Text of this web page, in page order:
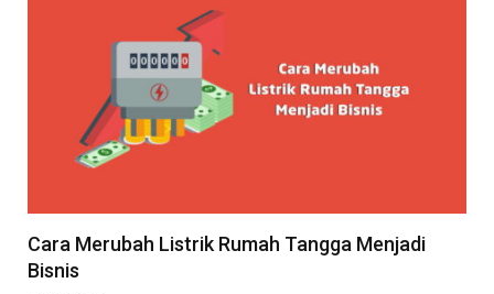
Cara Merubah Listrik Rumah Tangga Menjadi
Bisnis